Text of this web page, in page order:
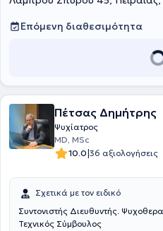
ψυχοσωματικών εκδηλώσεων,
ψυχοπιεστικών καταστάσεων), η
νευροενδοκρινολογική
Επόμενη διαθεσιμότητα
Πέτσας Δημήτρης
Ψυχίατρος
MD, MSc
10.0|36 αξιολογήσεις
Σχετικά με τον ειδικό
Συντονιστής Διευθυντής.
Τεχνικός Σύμβουλος